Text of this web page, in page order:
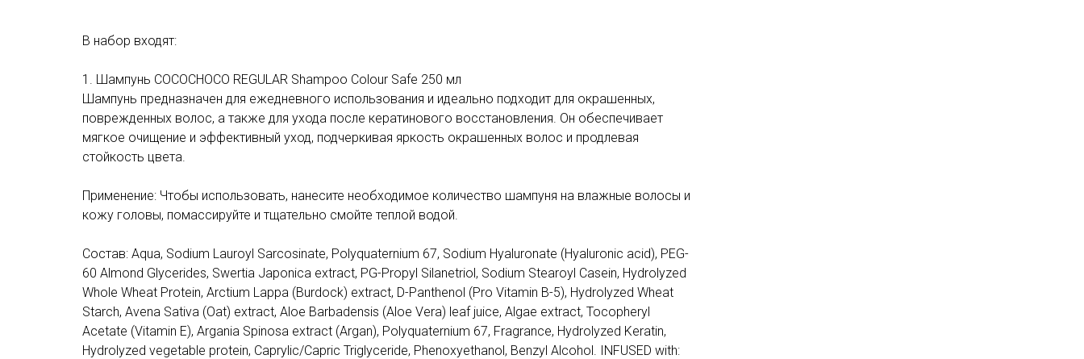
В набор входят:
1. Шампунь COCOCHOCO REGULAR Shampoo Colour Safe 250 мл
Шампунь предназначен для ежедневного использования и идеально подходит для окрашенных,
поврежденных волос, а также для ухода после кератинового восстановления. Он обеспечивает
мягкое очищение и эффективный уход, подчеркивая яркость окрашенных волос и продлевая
стойкость цвета.
Применение: Чтобы использовать, нанесите необходимое количество шампуня на влажные волосы и
кожу головы, помассируйте и тщательно смойте теплой водой.
Состав: Aqua, Sodium Lauroyl Sarcosinate, Polyquaternium 67, Sodium Hyaluronate (Hyaluronic acid), PEG-
60 Almond Glycerides, Swertia Japonica extract, PG-Propyl Silanetriol, Sodium Stearoyl Casein, Hydrolyzed
Whole Wheat Protein, Arctium Lappa (Burdock) extract, D-Panthenol (Pro Vitamin B-5), Hydrolyzed Wheat
Starch, Avena Sativa (Oat) extract, Aloe Barbadensis (Aloe Vera) leaf juice, Algae extract, Tocopheryl
Acetate (Vitamin E), Argania Spinosa extract (Argan), Polyquaternium 67, Fragrance, Hydrolyzed Keratin,
Hydrolyzed vegetable protein, Caprylic/Capric Triglyceride, Phenoxyethanol, Benzyl Alcohol. INFUSED with: